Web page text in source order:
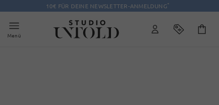
10€ FÜR DEINE NEWSLETTER-ANMELDUNG*
Menü